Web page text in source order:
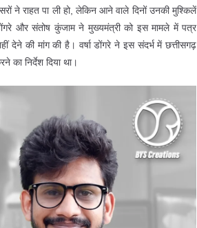
ने राहत पा ली हो, लेकिन आने वाले दिनों उनकी मुश्किलें
डोंगरे और संतोष कुंजाम ने मुख्यमंत्री को इस मामले में पत्र
की मांग की है। वर्षा डोंगरे ने इस संदर्भ में छत्तीसगढ़
का निर्देश दिया था।